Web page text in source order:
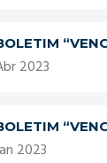
2023
2023